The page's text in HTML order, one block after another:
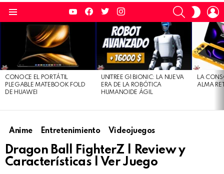
YouTubeFacebook
TwitterInstagram SEARCH
SKIN
STORIES
CONOCE EL PORTÁTIL
PLEGABLE MATEBOOK FOLD
DE HUAWEI
UNITREE G1 BIONIC: LA NUEVA
ERA DE LA ROBÓTICA
HUMANOIDE ÁGIL
LA
ALMA
Anime Entretenimiento Videojuegos
Dragon Ball FighterZ | Review y
Características | Ver Juego